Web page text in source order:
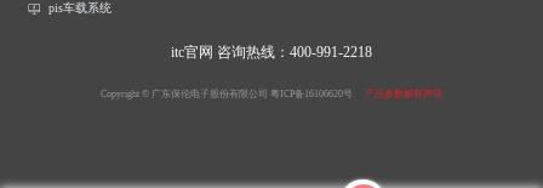
pis车载系统
itc官网 咨询热线：400-991-2218
Copyright © 广东保伦电子股份有限公司 粤ICP备16106620号 产品参数解释声明